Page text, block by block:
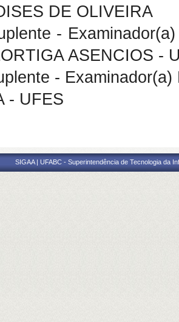
DE OLIVEIRA
-
ASENCIOS -
-
- UFES
SIGAA | UFABC - Superintendência de Tecnologia da